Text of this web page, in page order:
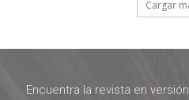
Cargar
Encuentra la revista en